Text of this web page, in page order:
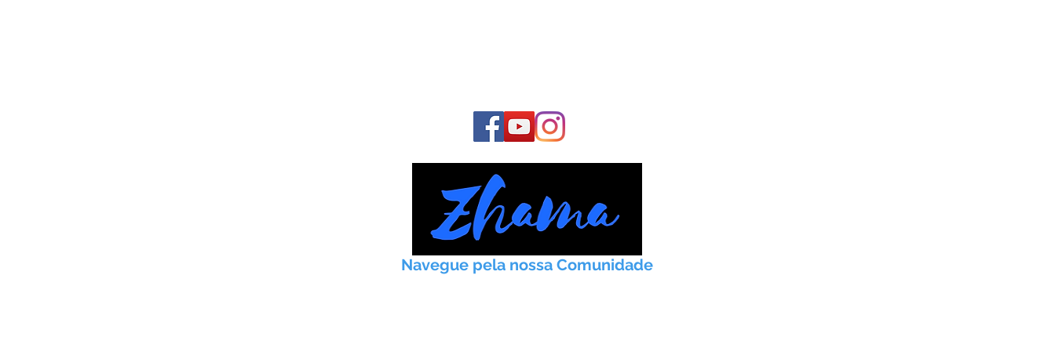
Navegue pela nossa Comunidade